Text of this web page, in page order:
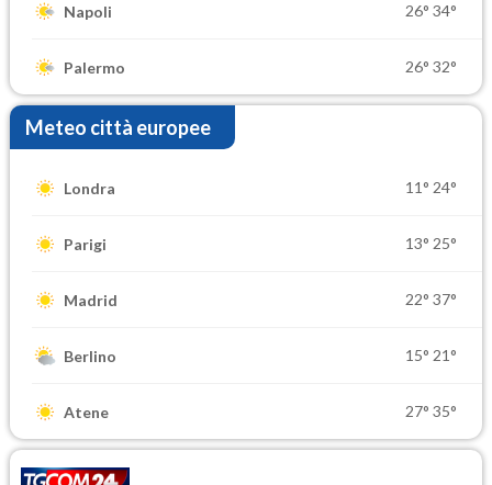
Napoli 26° 34°
Palermo 26° 32°
Meteo città europee
Londra 11° 24°
Parigi 13° 25°
Madrid 22° 37°
Berlino 15° 21°
Atene 27° 35°